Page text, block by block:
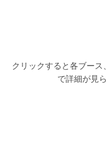
クリックすると各ブース
で詳細が見